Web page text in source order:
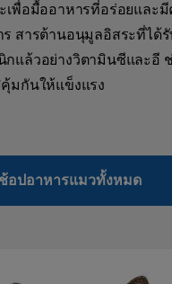
เพื่อมื้ออาหารที่อร่อยและ
สารต้านอนุมูลอิสระที่ได้รั
แล้วอย่างวิตามินซีและอี
มกันให้แข็งแรง
ช้อปอาหารแมวทั้งหมด